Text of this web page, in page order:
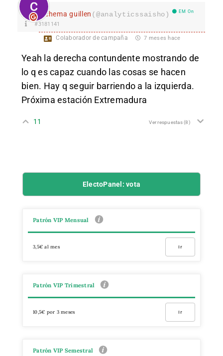
chema guillen (@analyticssaisho) EM On
#3181141
Colaborador de campaña 7 meses hace
Yeah la derecha contundente mostrando de
lo q es capaz cuando las cosas se hacen
bien. Hay q seguir barriendo a la izquierda.
Próxima estación Extremadura
11 Ver respuestas(8)
ElectoPanel: vota
Patrón VIP Mensual
3,5€ al mes Ir
Patrón VIP Trimestral
10,5€ por 3 meses Ir
Patrón VIP Semestral